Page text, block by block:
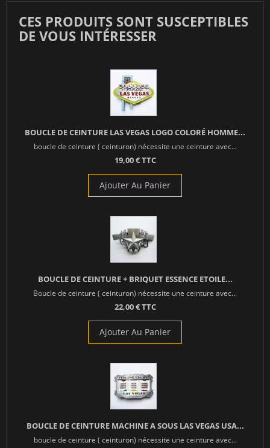
CES PRODUITS SONT SUSCEPTIBLES
DE VOUS INTÉRESSER
BOUCLE DE CEINTURE LAS VEGAS LOGO COLORÉ HOMME...
boucle de ceinture ( ceinturon) nécessite une ceinture avec...
19,00 € TTC
Ajouter Au Panier
BOUCLE DE CEINTURE + BRIQUET ESSENCE ETOILE...
Boucle de ceinture ( ceinturon) nécessite une ceinture avec...
22,00 € TTC
Ajouter Au Panier
BOUCLE DE CEINTURE MACHINE A SOUS LAS VEGAS USA...
boucle de ceinture ( ceinturon) nécessite une ceinture avec...